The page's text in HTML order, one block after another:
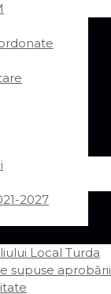
2027
Local Turda
supuse aprobării